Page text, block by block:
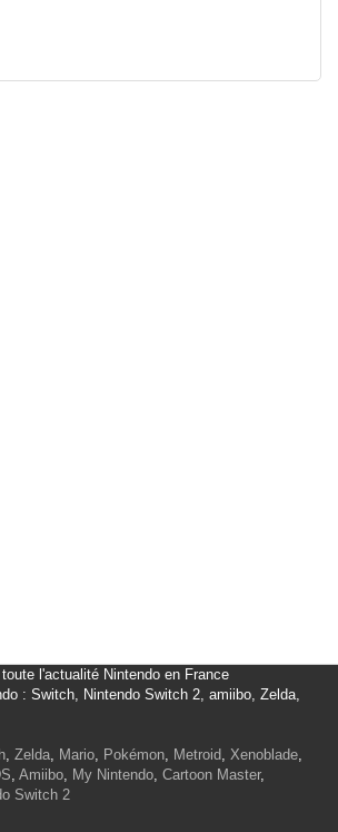
l'actualité Nintendo en France
: Switch, Nintendo Switch 2, amiibo, Zelda,
, Zelda, Mario, Pokémon, Metroid, Xenoblade,
, Amiibo, My Nintendo, Cartoon Master,
Switch 2